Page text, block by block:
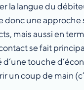
la langue du
donc une
mais aussi en
se fait
d’une touche
un coup de main